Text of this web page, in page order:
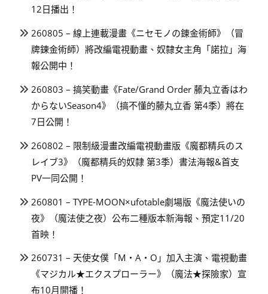
12日播出！
260805 – 線上連載漫畫《ニセモノの錬金術師》（冒
牌鍊金術師）將改編電視動畫、奴隸女主角「諾拉」海
報公開中！
260803 – 搞笑動畫《Fate/Grand Order 藤丸立香はわ
からないSeason4》（搞不懂的藤丸立香 第4季）將在
7日公開！
260802 – 限制級漫畫改編電視動畫版《魔都精兵のス
レイブ3》（魔都精兵的奴隸 第3季）書法海報&首支
PV一同公開！
260801 – TYPE-MOON×ufotable劇場版《魔法使いの
夜》（魔法使之夜）公布二種版本新海報、預定11/20
首映！
260731 – 天使女僕「M・A・O」加入主演、電視動畫
《マジカル★エクスプローラー》（魔法★探險家）宣
布10月開播！